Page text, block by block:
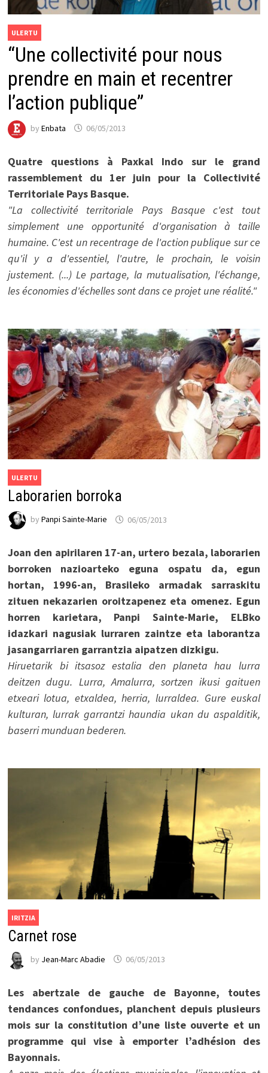
ULERTU
“Une collectivité pour nous
prendre en main et recentrer
l’action publique”
by Enbata 06/05/2013
Quatre questions à Paxkal Indo sur le grand
rassemblement du 1er juin pour la Collectivité
Territoriale Pays Basque.
"La collectivité territoriale Pays Basque c'est tout
simplement une opportunité d'organisation à taille
humaine. C'est un recentrage de l'action publique sur ce
qu'il y a d'essentiel, l'autre, le prochain, le voisin
justement. (...) Le partage, la mutualisation, l'échange,
les économies d'échelles sont dans ce projet une réalité."
ULERTU
Laborarien borroka
by Panpi Sainte-Marie 06/05/2013
Joan den apirilaren 17-an, urtero bezala, laborarien
borroken nazioarteko eguna ospatu da, egun
hortan, 1996-an, Brasileko armadak sarraskitu
zituen nekazarien oroitzapenez eta omenez. Egun
horren karietara, Panpi Sainte-Marie, ELBko
idazkari nagusiak lurraren zaintze eta laborantza
jasangarriaren garrantzia aipatzen dizkigu.
Hiruetarik bi itsasoz estalia den planeta hau lurra
deitzen dugu. Lurra, Amalurra, sortzen ikusi gaituen
etxeari lotua, etxaldea, herria, lurraldea. Gure euskal
kulturan, lurrak garrantzi haundia ukan du aspalditik,
baserri munduan bederen.
IRITZIA
Carnet rose
by Jean-Marc Abadie 06/05/2013
Les abertzale de gauche de Bayonne, toutes
tendances confondues, planchent depuis plusieurs
mois sur la constitution d’une liste ouverte et un
programme qui vise à emporter l’adhésion des
Bayonnais.